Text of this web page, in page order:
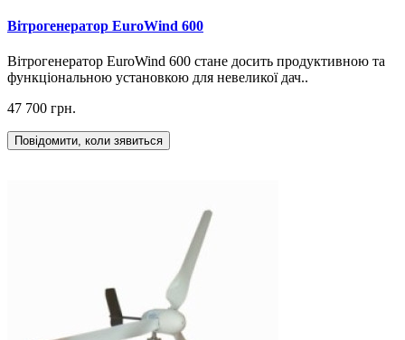
Вітрогенератор EuroWind 600
Вітрогенератор EuroWind 600 стане досить продуктивною та
функціональною установкою для невеликої дач..
47 700 грн.
Повідомити, коли зявиться